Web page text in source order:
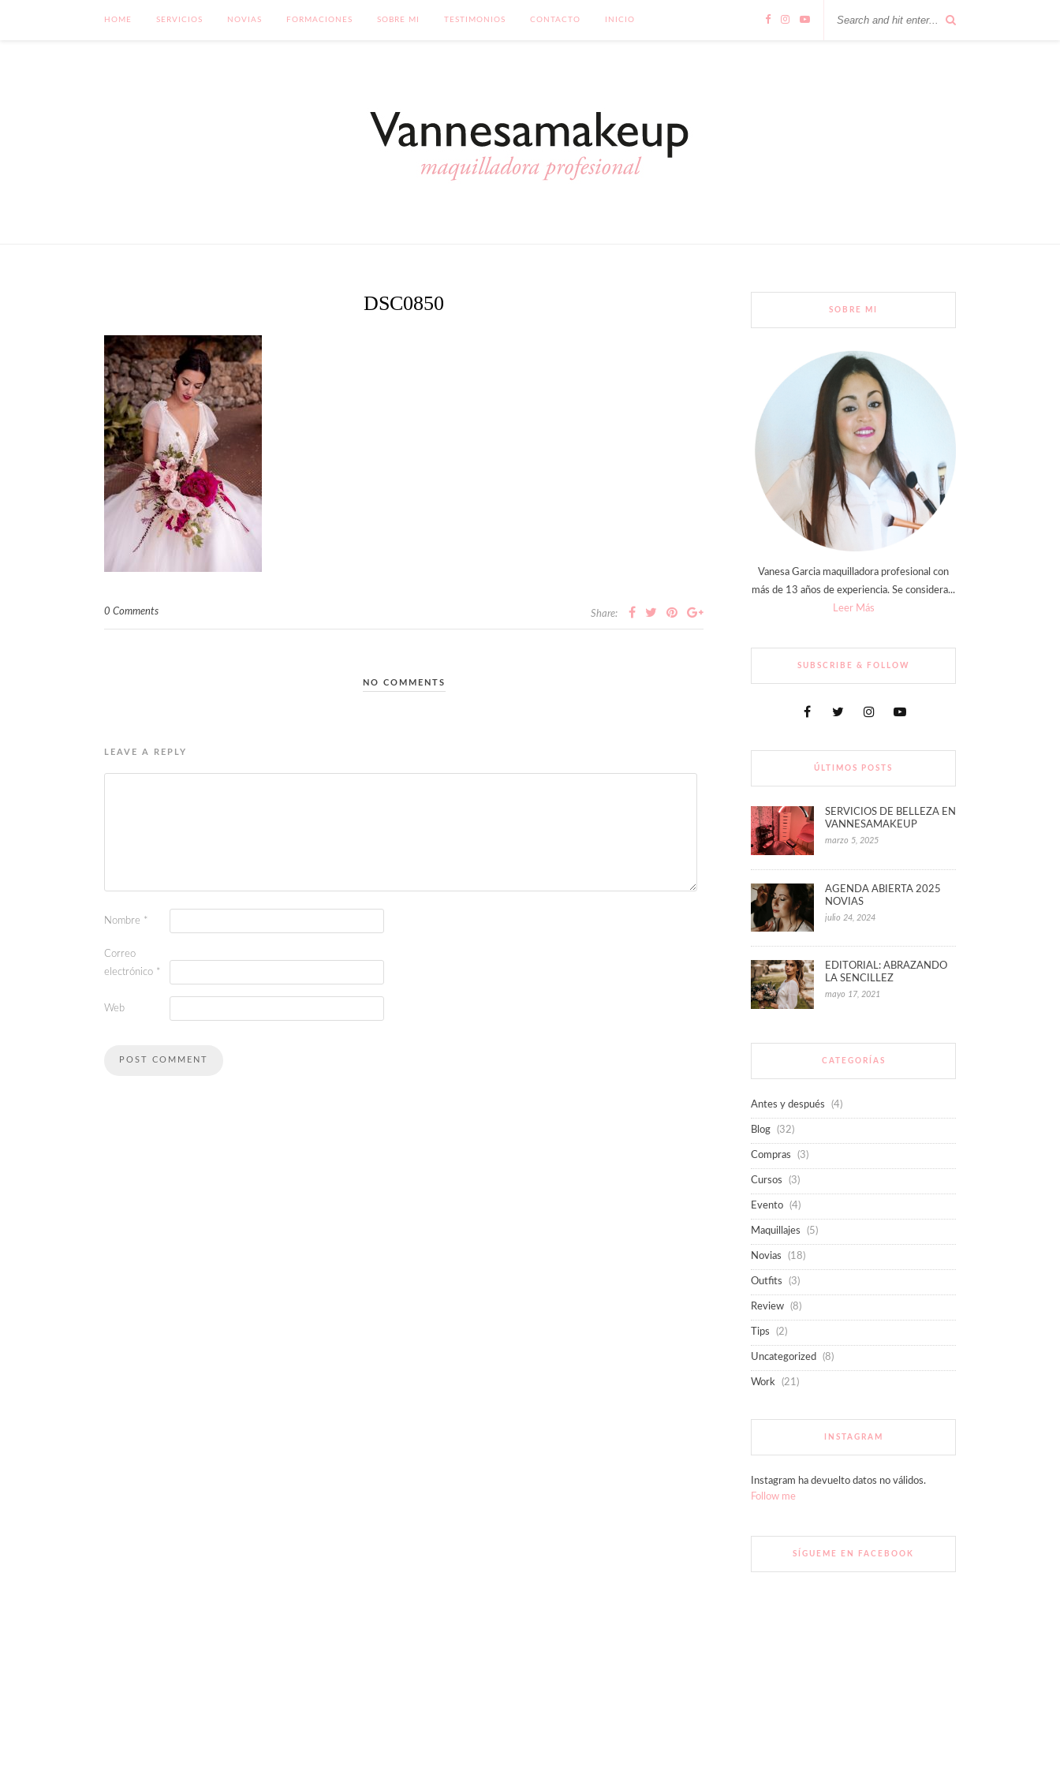
HOME SERVICIOS NOVIAS FORMACIONES SOBRE MI TESTIMONIOS CONTACTO INICIO
DSC0850
0 Comments Share:
NO COMMENTS
LEAVE A REPLY
Nombre *
Correo
electrónico *
Web
SOBRE MI
Vanesa Garcia maquilladora profesional con
más de 13 años de experiencia. Se considera...
Leer Más
SUBSCRIBE & FOLLOW
ÚLTIMOS POSTS
SERVICIOS DE BELLEZA EN
VANNESAMAKEUP
marzo 5, 2025
AGENDA ABIERTA 2025
NOVIAS
julio 24, 2024
EDITORIAL: ABRAZANDO
LA SENCILLEZ
mayo 17, 2021
CATEGORÍAS
Antes y después (4)
Blog (32)
Compras (3)
Cursos (3)
Evento (4)
Maquillajes (5)
Novias (18)
Outfits (3)
Review (8)
Tips (2)
Uncategorized (8)
Work (21)
INSTAGRAM
Instagram ha devuelto datos no válidos.
Follow me
SÍGUEME EN FACEBOOK